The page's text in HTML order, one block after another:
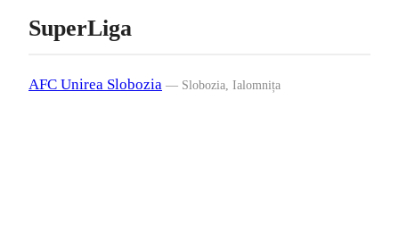
SuperLiga
AFC Unirea Slobozia — Slobozia, Ialomnița